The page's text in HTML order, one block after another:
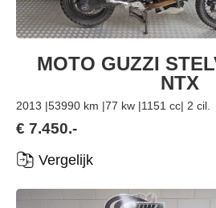
MOTO GUZZI
NTX
2013 |53990 km |77 kw |1151 cc| 2 cil.
€ 7.450.-
Vergelijk